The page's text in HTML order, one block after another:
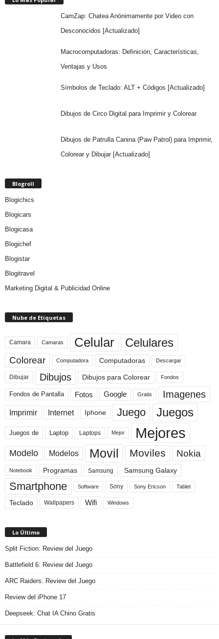
CamZap: Chatea Anónimamente por Video con
Desconocidos [Actualizado]
Macrocomputadoras: Definición, Características,
Ventajas y Usos
Símbolos de Teclado: ALT + Códigos [Actualizado]
Dibujos de Circo Digital para Imprimir y Colorear
Dibujos de Patrulla Canina (Paw Patrol) para Imprimir,
Colorear y Dibujar [Actualizado]
Blogroll
Blogichics
Blogicars
Blogicasa
Blogichef
Blogistar
Blogitravel
Marketing Digital & Publicidad Online
Nube de Etiquetas
Camara Camaras Celular Celulares
Colorear Computadora Computadoras Descargar
Dibujar Dibujos Dibujos para Colorear Fondos
Fondos de Pantalla Fotos Google Gratis Imagenes
Imprimir Internet Iphone Juego Juegos
Juegos de Laptop Laptops Mejor Mejores
Modelo Modelos Movil Moviles Nokia
Notebook Programas Samsung Samsung Galaxy
Smartphone Software Sony Sony Ericson Tablet
Teclado Wallpapers Wifi Windows
Lo Último
Split Fiction: Review del Juego
Battlefield 6: Review del Juego
ARC Raiders: Review del Juego
Review del iPhone 17
Deepseek: Chat IA Chino Gratis